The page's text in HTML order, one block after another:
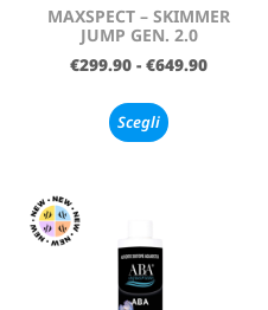
MAXSPECT – SKIMMER
JUMP GEN. 2.0
€299.90 - €649.90
Scegli